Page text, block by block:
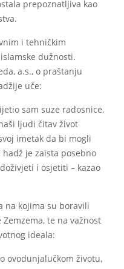
prepoznatljiva kao
i tehničkim
dužnosti.
a.s., o praštanju
uče:
sam suze radosnice,
ljudi čitav život
imetak da bi mogli
je zaista posebno
i osjetiti – kazao
na kojima su boravili
te na važnost
ideala:
ovodunjalučkom životu,